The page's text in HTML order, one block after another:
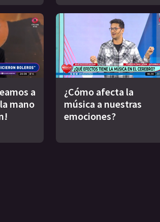
a
mano
¿Cómo afecta la
música a nuestras
emociones?